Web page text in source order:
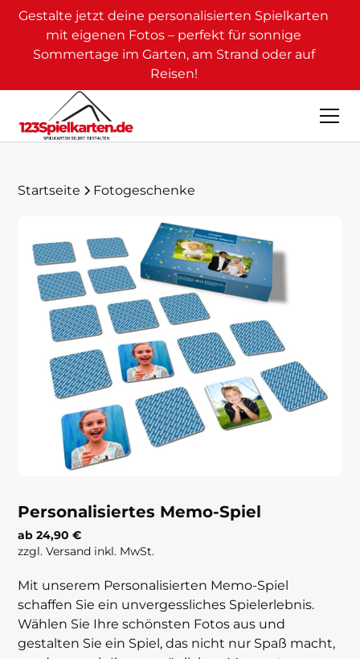
Gestalte jetzt deine personalisierten Spielkarten
mit eigenen Fotos – perfekt für sonnige
Sommertage im Garten, am Strand oder auf
Reisen!
Startseite Fotogeschenke
Personalisiertes Memo-Spiel
ab 24,90 €
zzgl. Versand inkl. MwSt.
Mit unserem Personalisierten Memo-Spiel
schaffen Sie ein unvergessliches Spielerlebnis.
Wählen Sie Ihre schönsten Fotos aus und
gestalten Sie ein Spiel, das nicht nur Spaß macht,